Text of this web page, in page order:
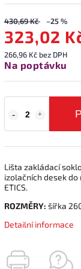
430,69 Kč –25 %
323,02
266,96 Kč bez DPH
Na poptávku
Lišta zakládací
izolačních desek
ETICS.
ROZMĚRY: šířka
Detailní informace